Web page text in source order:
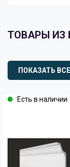
ТОВАРЫ ИЗ
ПОКАЗАТЬ ВСЕ
Есть в наличии